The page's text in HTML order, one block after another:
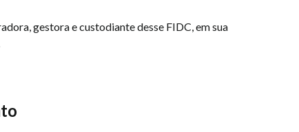
gestora e custodiante desse FIDC, em sua